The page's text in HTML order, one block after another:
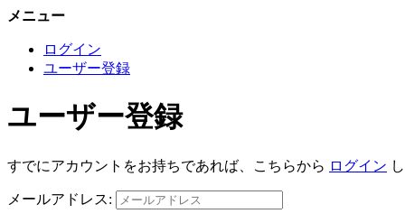
メニュー
ログイン
ユーザー登録
ユーザー登録
すでにアカウントをお持ちであれば、こちらから ログイン
メールアドレス: